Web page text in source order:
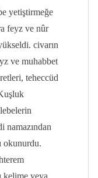
yetiştirmeğe
feyz ve nûr
civarın
ve muhabbet
teheccüd
okunurdu.
kelime veya